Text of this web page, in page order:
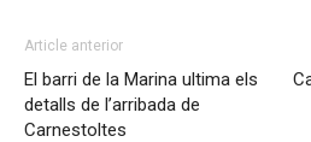
Article anterior
El barri de la Marina ultima els
detalls de l’arribada de
Carnestoltes